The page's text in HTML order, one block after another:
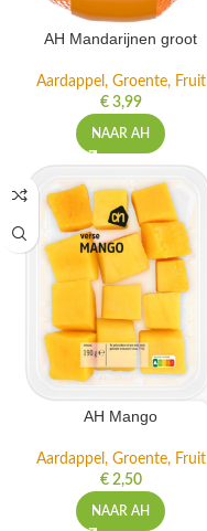
AH Mandarijnen groot
Aardappel, Groente, Fruit
€3,99
NAAR AH
AH Mango
Aardappel, Groente, Fruit
€2,50
NAAR AH